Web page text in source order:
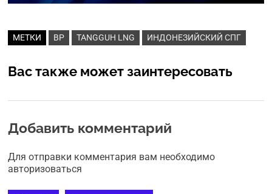
МЕТКИ BP TANGGUH LNG ИНДОНЕЗИЙСКИЙ СПГ
Вас также может заинтересовать
Добавить комментарий
Для отправки комментария вам необходимо
авторизоваться